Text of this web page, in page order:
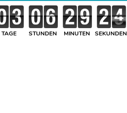
TAGE STUNDEN MINUTEN SEKUNDEN